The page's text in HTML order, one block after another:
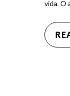
vida. O